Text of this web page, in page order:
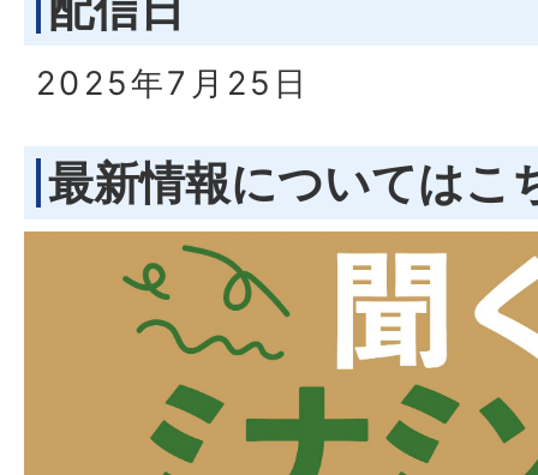
2025年7月25日
最新情報についてはこ